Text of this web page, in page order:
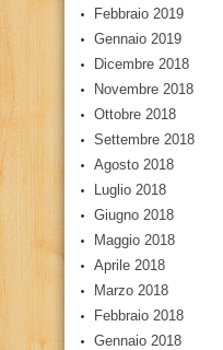
Febbraio 2019
Gennaio 2019
Dicembre 2018
Novembre 2018
Ottobre 2018
Settembre 2018
Agosto 2018
Luglio 2018
Giugno 2018
Maggio 2018
Aprile 2018
Marzo 2018
Febbraio 2018
Gennaio 2018